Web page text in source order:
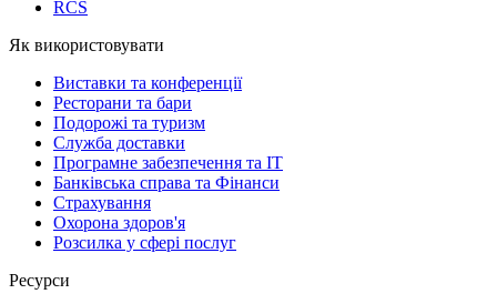
RCS
Як використовувати
Виставки та конференції
Ресторани та бари
Подорожі та туризм
Служба доставки
Програмне забезпечення та IT
Банківська справа та Фінанси
Страхування
Охорона здоров'я
Розсилка у сфері послуг
Ресурси